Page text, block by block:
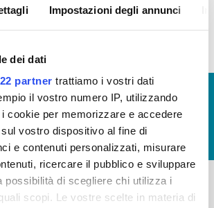
Impostazioni degli annunci
dei dati
partner trattiamo i vostri dati
il vostro numero IP, utilizzando
cookie per memorizzare e accedere
vostro dispositivo al fine di
e contenuti personalizzati, misurare
ricercare il pubblico e sviluppare
possibilità di scegliere chi utilizza i
scopi. Le vostre scelte in materia di
D.Lgs 33/2013
- 2026
GLOSSARIO
GIUDICA IL SERVIZIO
LAVORA CON NOI